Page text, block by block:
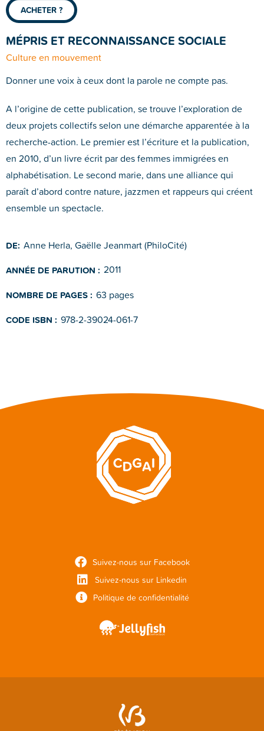
ACHETER ?
MÉPRIS ET RECONNAISSANCE SOCIALE
Culture en mouvement
Donner une voixà ceux dont la parole ne compte pas.
A l’origine de cette publication, se trouve l’exploration de
deux projets collectifsselon une démarche apparentée à la
recherche-action. Le premier est l’écriture et la publication,
en 2010, d’un livre écrit par des femmes immigrées en
alphabétisation. Le second marie, dans une alliance qui
paraît d’abord contre nature, jazzmen et rappeurs qui créent
ensemble un spectacle.
DE: Anne Herla, Gaëlle Jeanmart (PhiloCité)
ANNÉE DE PARUTION : 2011
NOMBRE DE PAGES : 63 pages
CODE ISBN : 978-2-39024-061-7
Suivez-nous sur Facebook
Suivez-nous sur Linkedin
Politique de confidentialité